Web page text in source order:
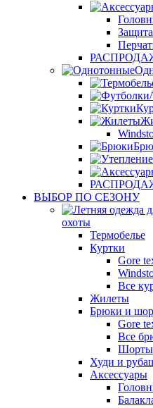
ВЫБОР ПО СЕЗОНУ
охоты
Термобелье
Куртки
Gore
Все
Жилеты
Брюки и
Gore
Все
Шорты
Худи и
Аксессуары